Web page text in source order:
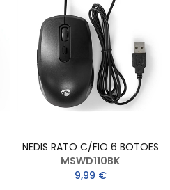
NEDIS RATO C/FIO 6 BOTOES
MSWD110BK
9,99 €